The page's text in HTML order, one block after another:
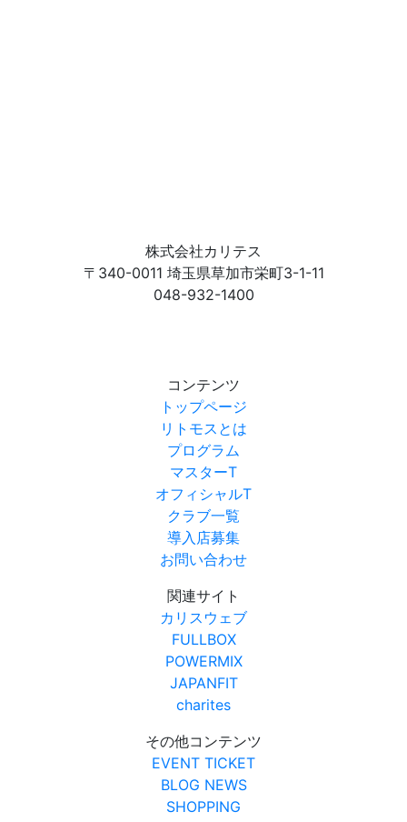
株式会社カリテス
〒340-0011 埼玉県草加市栄町3-1-11
048-932-1400
コンテンツ
トップページ
リトモスとは
プログラム
マスターT
オフィシャルT
クラブ一覧
導入店募集
お問い合わせ
関連サイト
カリスウェブ
FULLBOX
POWERMIX
JAPANFIT
charites
その他コンテンツ
EVENT TICKET
BLOG NEWS
SHOPPING